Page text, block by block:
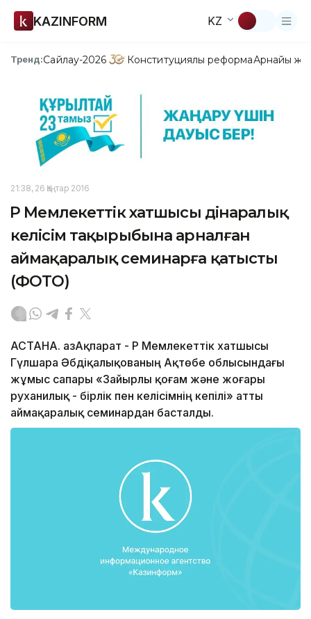
KAZINFORM KZ
Тренд:Сайлау-2026 Конституциялық реформаАрнайы
21:38, 26 Қаңтар 2016
ҚР Мемлекеттік хатшысы дінаралық
келісім тақырыбына арналған
аймақаралық семинарға қатысты
(ФОТО)
АСТАНА. ҚазАқпарат - ҚР Мемлекеттік хатшысы
Гүлшара Әбдіқалықованың Ақтөбе облысындағы
жұмыс сапары «Зайырлы қоғам және жоғары
руханилық - бірлік пен келісімнің кепілі» атты
аймақаралық семинардан басталды.